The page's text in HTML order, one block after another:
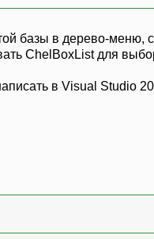
базы в дерево-меню,
ChelBoxList для
в Visual Studio